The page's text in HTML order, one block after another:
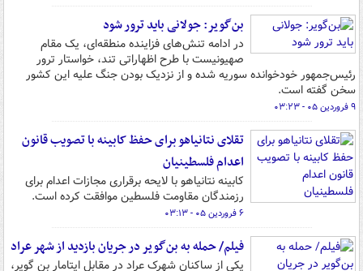
بن‌گویر: جولانی باید ترور شود
در ادامه تنش‌های فزاینده منطقه‌ای، یک مقام
صهیونیست با طرح اظهاراتی تند، خواستار ترور
رئیس‌جمهور خودخوانده سوریه شده و از نزدیک بودن جنگ علیه این کشور
سخن گفته است.
۹ فروردین ۰۵ - ۰۳:۲۳
تقلای نتانیاهو برای حفظ کابینه با تصویب قانون
اعدام فلسطینیان
کابینه نتانیاهو با لایحه برقراری مجازات اعدام برای
رزمندگان مقاومت فلسطین موافقت کرده است.
۶ فروردین ۰۵ - ۰۳:۱۳
فیلم/ حمله به بن‌گویر در جریان بازدید از شهر عراد
یکی از ساکنان شهرک عراد در مقابل ایتامار بن گویر،